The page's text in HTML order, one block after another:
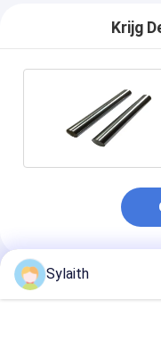
Krijg
Geadviseerde
Sylaith